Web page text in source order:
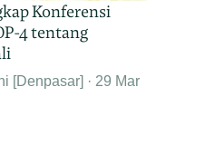
Konferensi
4 tentang
[Denpasar]
29 Mar